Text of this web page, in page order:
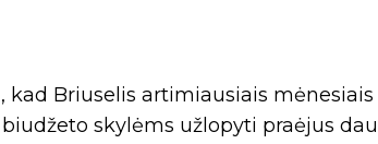
kad Briuselis artimiausiais
skylėms užlopyti praėjus